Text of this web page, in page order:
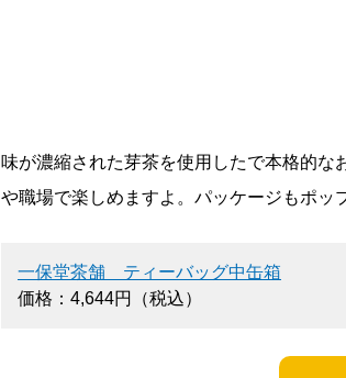
味が濃縮された芽茶を使用したで本格的
や職場で楽しめますよ。パッケージもポッ
一保堂茶舗 ティーバッグ中缶箱
価格：4,644円（税込）